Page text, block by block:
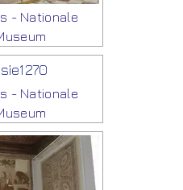
- Nationale
- Nationale